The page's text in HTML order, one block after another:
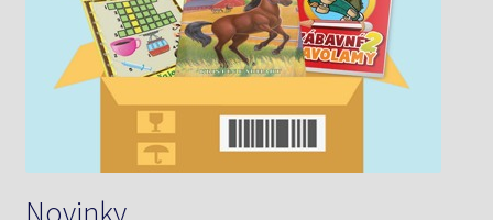
Splnila som jeho pokyny do posledného písmenka.
Nefungovalo to.
Začali sme znova a znova, a potom ešte raz. Robila
som priveľké grimasy - alebo naopak nijaké - bola som
príliš kŕčovitá - alebo priveľmi uvoľnená - jednak nebol